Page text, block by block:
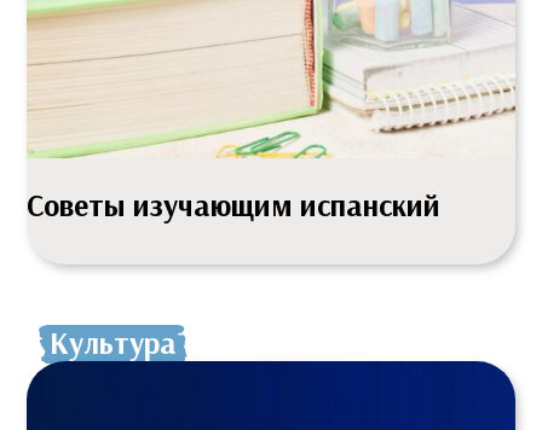
Советы изучающим испанский
Культура